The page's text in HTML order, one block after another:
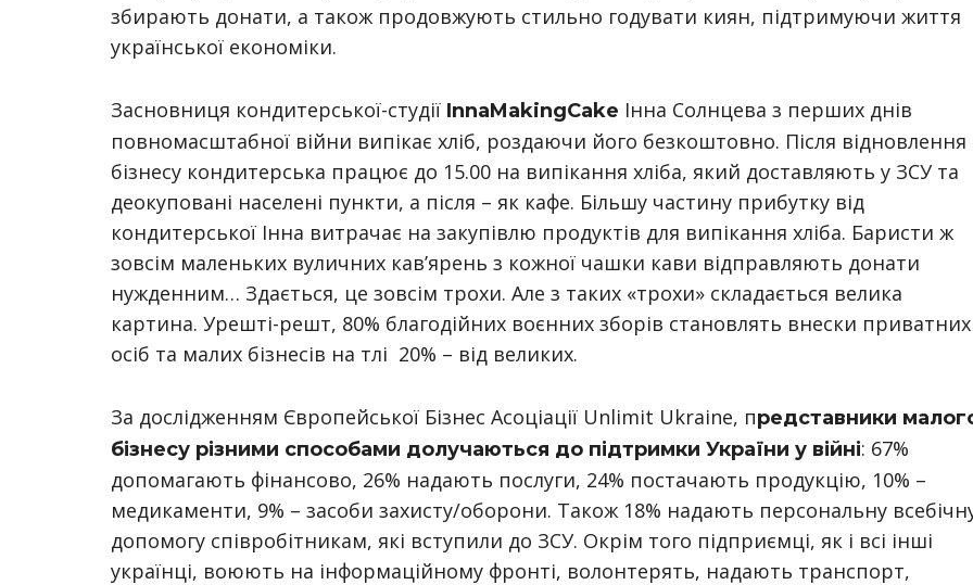
збирають донати, а також продовжують стильно годувати киян, підтримуючи життя
української економіки.
Засновниця кондитерської-студії InnaMakingCake Інна Солнцева з перших днів
повномасштабної війни випікає хліб, роздаючи його безкоштовно. Після відновлення
бізнесу кондитерська працює до 15.00 на випікання хліба, який доставляють у ЗСУ та
деокуповані населені пункти, а після – як кафе. Більшу частину прибутку від
кондитерської Інна витрачає на закупівлю продуктів для випікання хліба. Баристи ж
зовсім маленьких вуличних кав’ярень з кожної чашки кави відправляють донати
нужденним… Здається, це зовсім трохи. Але з таких «трохи» складається велика
картина. Урешті-решт, 80% благодійних воєнних зборів становлять внески приватних
осіб та малих бізнесів на тлі 20% – від великих.
За дослідженням Європейської Бізнес Асоціації Unlimit Ukraine, представники
бізнесу різними способами долучаються до підтримки України у війні: 67%
допомагають фінансово, 26% надають послуги, 24% постачають продукцію, 10% –
медикаменти, 9% – засоби захисту/оборони. Також 18% надають персональну
допомогу співробітникам, які вступили до ЗСУ. Окрім того підприємці, як і всі інші
українці, воюють на інформаційному фронті, волонтерять, надають транспорт,